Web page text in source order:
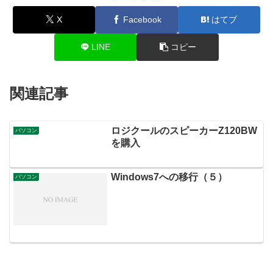
X Facebook はてブ
LINE コピー
関連記事
パソコン
ロジクールのスピーカーZ120BW
を購入
パソコン Windows7への移行（５）